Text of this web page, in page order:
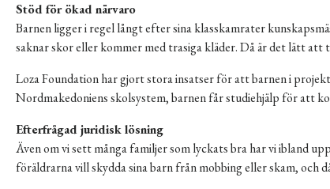
Stöd för ökad närvaro
Barnen ligger i regel långt efter sina klasskamrater
saknar skor eller kommer med trasiga kläder. Då är det lätt
Loza Foundation har gjort stora insatser för att barnen i
Nordmakedoniens skolsystem, barnen får studiehjälp för att
Efterfrågad juridisk lösning
Även om vi sett många familjer som lyckats bra har vi ibland
föräldrarna vill skydda sina barn från mobbing eller skam,